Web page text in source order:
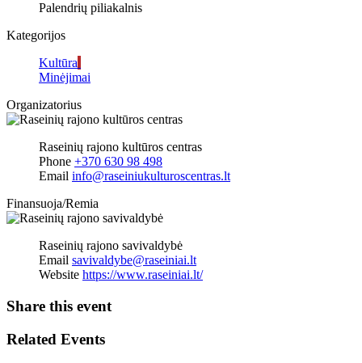
Palendrių piliakalnis
Kategorijos
Kultūra
Minėjimai
Organizatorius
Raseinių rajono kultūros centras
Phone +370 630 98 498
Email info@raseiniukulturoscentras.lt
Finansuoja/Remia
Raseinių rajono savivaldybė
Email savivaldybe@raseiniai.lt
Website https://www.raseiniai.lt/
Share this event
Related Events